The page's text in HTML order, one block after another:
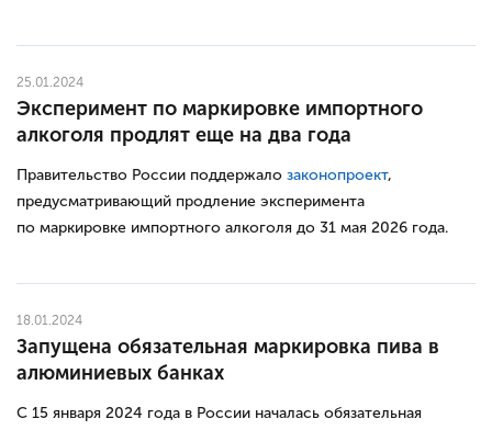
25.01.2024
Эксперимент по маркировке импортного
алкоголя продлят еще на два года
Правительство России поддержало законопроект,
предусматривающий продление эксперимента
по маркировке импортного алкоголя до 31 мая 2026 года.
18.01.2024
Запущена обязательная маркировка пива в
алюминиевых банках
С 15 января 2024 года в России началась обязательная